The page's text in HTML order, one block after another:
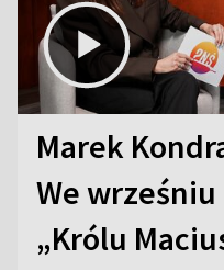
Marek
We
„Królu